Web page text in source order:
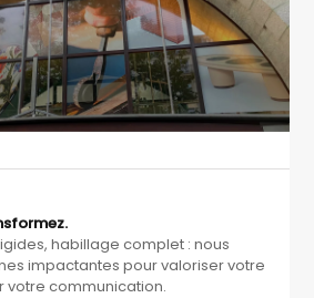
habillage complet : nous
impactantes pour valoriser votre
votre communication.